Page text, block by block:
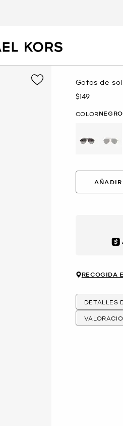
Gafas de
Ahora
$149
COLORNEGRO
RECOGIDA
DETALLES